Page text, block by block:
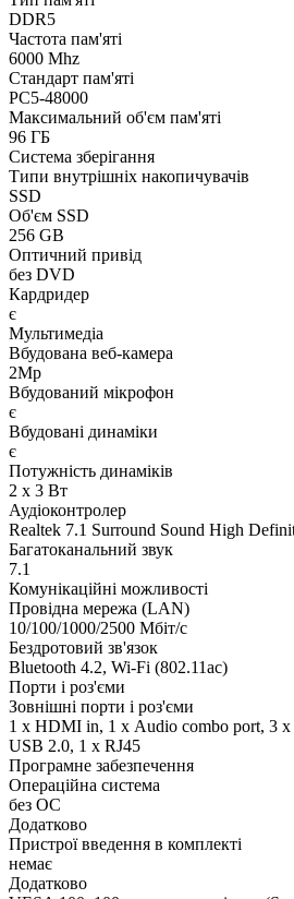
DDR5
Частота пам'яті
6000 Mhz
Стандарт пам'яті
PC5-48000
Максимальний об'єм пам'яті
96 ГБ
Система зберігання
Типи внутрішніх накопичувачів
SSD
Об'єм SSD
256 GB
Оптичний привід
без DVD
Кардридер
є
Мультимедіа
Вбудована веб-камера
2Mp
Вбудований мікрофон
є
Вбудовані динаміки
є
Потужність динаміків
2 x 3 Вт
Аудіоконтролер
Realtek 7.1 Surround Sound High
Багатоканальний звук
7.1
Комунікаційні можливості
Провідна мережа (LAN)
10/100/1000/2500 Мбіт/с
Бездротовий зв'язок
Bluetooth 4.2, Wi-Fi (802.11ac)
Порти і роз'єми
Зовнішні порти і роз'єми
1 x HDMI in, 1 х Audio combo port, 3
USB 2.0, 1 x RJ45
Програмне забезпечення
Операційна система
без ОС
Додатково
Пристрої введення в комплекті
немає
Додатково